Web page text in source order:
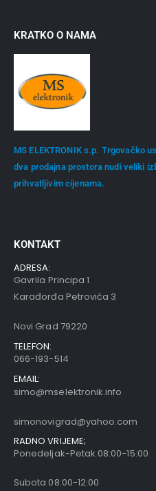
KRATKO O NAMA
MS ELEKTRONIK s.p. Trgovačko
dva prodajna prostora nudi veliki
prihvatljivim cijenama.
KONTAKT
ADRESA:
Gavrila Principa 1
Karađorđa Petrovića 3
Novi Grad 79220
TELEFON:
066-193-514
EMAIL:
simo@mselektronik.info
simonovigrad@yahoo.com
RADNO VRIJEME;
Ponedeljak-Petak 08:00-15:00
Subota 08:00-12:00